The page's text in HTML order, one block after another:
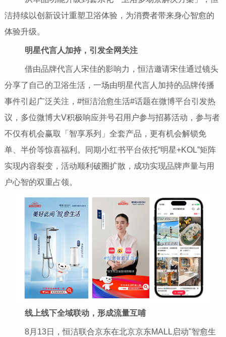
洁持续以创新设计重塑卫浴体验，为消费者带来身心智愈的
体验升级。
明星代言人加持，引发全网关注
借由品牌代言人宋佳的影响力，恒洁邀请宋佳通过镜头
分享了自己的卫浴生活，一场由明星代言人加持的品牌传播
事件引起广泛关注，#恒洁治愈生活#话题在微博平台引发热
议，多位微博大V积极响应并号召用户参与招募活动，参与者
不仅有机会赢取「智享系列」全套产品，更有机会解锁免
单、半价等惊喜福利。同期小红书平台依托“明星+KOL”矩阵
实现内容裂变，活动顺利破圈扩散，成功实现品牌声量与用
户心智的双重占领。
线上线下全域联动，形成流量互哺
8月13日，恒洁联合京东在北京京东MALL启动"智愈生